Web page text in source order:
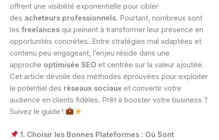
offrent une visibilité exponentielle pour cibler
des acheteurs professionnels. Pourtant, nombreux sont
les freelances qui peinent à transformer leur présence en
opportunités concrètes. Entre stratégies mal adaptées et
contenu peu engageant, l’enjeu réside dans une
approche optimisée SEO et centrée sur la valeur ajoutée.
Cet article dévoile des méthodes éprouvées pour exploiter
le potentiel des réseaux sociaux et convertir votre
audience en clients fidèles. Prêt à booster votre business ?
Suivez le guide !
1. Choisir les Bonnes Plateformes : Où Sont